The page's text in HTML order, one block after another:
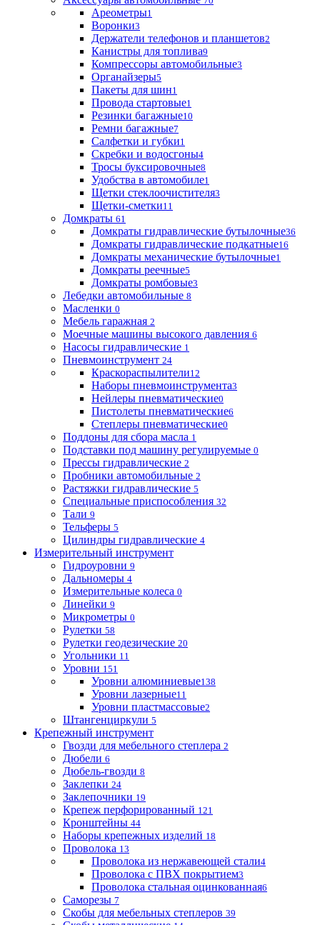
Ареометры1
Воронки3
Держатели телефонов и планшетов2
Канистры для топлива9
Компрессоры автомобильные3
Органайзеры5
Пакеты для шин1
Провода стартовые1
Резинки багажные10
Ремни багажные7
Салфетки и губки1
Скребки и водосгоны4
Тросы буксировочные8
Удобства в автомобиле1
Щетки стеклоочистителя3
Щетки-сметки11
Домкраты 61
Домкраты гидравлические бутылочные36
Домкраты гидравлические подкатные16
Домкраты механические бутылочные1
Домкраты реечные5
Домкраты ромбовые3
Лебедки автомобильные 8
Масленки 0
Мебель гаражная 2
Моечные машины высокого давления 6
Насосы гидравлические 1
Пневмоинструмент 24
Краскораспылители12
Наборы пневмоинструмента3
Нейлеры пневматические0
Пистолеты пневматические6
Степлеры пневматические0
Поддоны для сбора масла 1
Подставки под машину регулируемые 0
Прессы гидравлические 2
Пробники автомобильные 2
Растяжки гидравлические 5
Специальные приспособления 32
Тали 9
Тельферы 5
Цилиндры гидравлические 4
Измерительный инструмент
Гидроуровни 9
Дальномеры 4
Измерительные колеса 0
Линейки 9
Микрометры 0
Рулетки 58
Рулетки геодезические 20
Угольники 11
Уровни 151
Уровни алюминиевые138
Уровни лазерные11
Уровни пластмассовые2
Штангенциркули 5
Крепежный инструмент
Гвозди для мебельного степлера 2
Дюбели 6
Дюбель-гвозди 8
Заклепки 24
Заклепочники 19
Крепеж перфорированный 121
Кронштейны 44
Наборы крепежных изделий 18
Проволока 13
Проволока из нержавеющей стали4
Проволока с ПВХ покрытием3
Проволока стальная оцинкованная6
Саморезы 7
Скобы для мебельных степлеров 39